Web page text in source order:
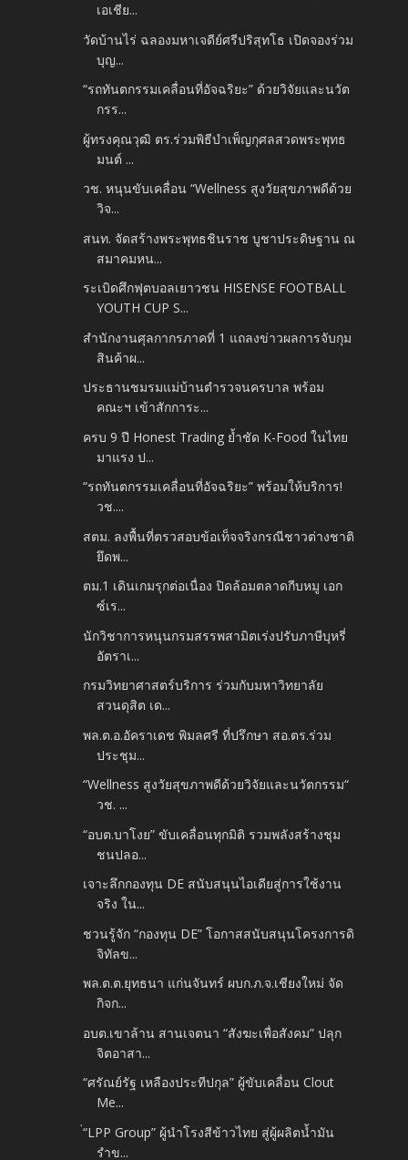
เอเชีย...
วัดบ้านไร่ ฉลองมหาเจดีย์ศรีปริสุทโธ เปิดจองร่วม
บุญ...
“รถทันตกรรมเคลื่อนที่อัจฉริยะ” ด้วยวิจัยและนวัต
กรร...
ผู้ทรงคุณวุฒิ ตร.ร่วมพิธีบำเพ็ญกุศลสวดพระพุทธ
มนต์ ...
วช. หนุนขับเคลื่อน “Wellness สูงวัยสุขภาพดีด้วย
วิจ...
สนท. จัดสร้างพระพุทธชินราช บูชาประดิษฐาน ณ
สมาคมหน...
ระเบิดศึกฟุตบอลเยาวชน HISENSE FOOTBALL
YOUTH CUP S...
สำนักงานศุลกากรภาคที่ 1 แถลงข่าวผลการจับกุม
สินค้าผ...
ประธานชมรมแม่บ้านตำรวจนครบาล พร้อม
คณะฯ เข้าสักการะ...
ครบ 9 ปี Honest Trading ย้ำชัด K-Food ในไทย
มาแรง ป...
“รถทันตกรรมเคลื่อนที่อัจฉริยะ” พร้อมให้บริการ!
วช....
สตม. ลงพื้นที่ตรวสอบข้อเท็จจริงกรณีชาวต่างชาติ
ยึดพ...
ตม.1 เดินเกมรุกต่อเนื่อง ปิดล้อมตลาดกีบหมู เอก
ซ์เร...
นักวิชาการหนุนกรมสรรพสามิตเร่งปรับภาษีบุหรี่
อัตราเ...
กรมวิทยาศาสตร์บริการ ร่วมกับมหาวิทยาลัย
สวนดุสิต เด...
พล.ต.อ.อัคราเดช พิมลศรี ที่ปรึกษา สอ.ตร.ร่วม
ประชุม...
“Wellness สูงวัยสุขภาพดีด้วยวิจัยและนวัตกรรม“
วช. ...
“อบต.บาโงย” ขับเคลื่อนทุกมิติ รวมพลังสร้างชุม
ชนปลอ...
เจาะลึกกองทุน DE สนับสนุนไอเดียสู่การใช้งาน
จริง ใน...
ชวนรู้จัก “กองทุน DE” โอกาสสนับสนุนโครงการดิ
จิทัลข...
พล.ต.ต.ยุทธนา แก่นจันทร์ ผบก.ภ.จ.เชียงใหม่ จัด
กิจก...
อบต.เขาล้าน สานเจตนา “สังฆะเพื่อสังคม” ปลุก
จิตอาสา...
“ศรัณย์รัฐ เหลืองประทีปกุล” ผู้ขับเคลื่อน Clout
Me...
่“LPP Group” ผู้นำโรงสีข้าวไทย สู่ผู้ผลิตน้ำมัน
รำข...